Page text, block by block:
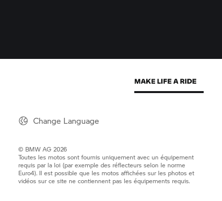
Change Language
© BMW AG 2026
Toutes les motos sont fournis uniquement avec un équipement
requis par la loi (par exemple des réflecteurs selon le norme
Euro4). Il est possible que les motos affichées sur les photos et
vidéos sur ce site ne contiennent pas les équipements requis.